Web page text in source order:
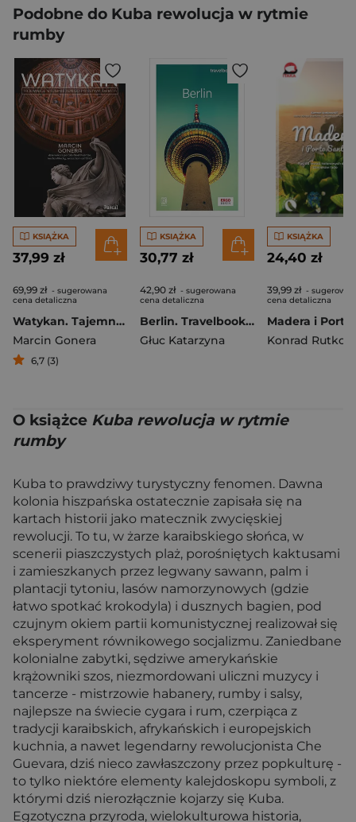
Podobne do Kuba rewolucja w rytmie
rumby
KSIĄŻKA
37,99 zł
69,99 zł - sugerowana
cena detaliczna
Watykan. Tajemnice najmniejszego państwa świata
Marcin Gonera
6,7 (3)
KSIĄŻKA
30,77 zł
42,90 zł - sugerowana
cena detaliczna
Berlin. Travelbook wyd. 3
Głuc Katarzyna
KSIĄŻKA
24,40 zł
39,99 zł -
cena detaliczna
Konrad
O książce Kuba rewolucja w rytmie
rumby
Kuba to prawdziwy turystyczny fenomen. Dawna
kolonia hiszpańska ostatecznie zapisała się na
kartach historii jako matecznik zwycięskiej
rewolucji. To tu, w żarze karaibskiego słońca, w
scenerii piaszczystych plaż, porośniętych kaktusami
i zamieszkanych przez legwany sawann, palm i
plantacji tytoniu, lasów namorzynowych (gdzie
łatwo spotkać krokodyla) i dusznych bagien, pod
czujnym okiem partii komunistycznej realizował się
eksperyment równikowego socjalizmu. Zaniedbane
kolonialne zabytki, sędziwe amerykańskie
krążowniki szos, niezmordowani uliczni muzycy i
tancerze - mistrzowie habanery, rumby i salsy,
najlepsze na świecie cygara i rum, czerpiąca z
tradycji karaibskich, afrykańskich i europejskich
kuchnia, a nawet legendarny rewolucjonista Che
Guevara, dziś nieco zawłaszczony przez popkulturę -
to tylko niektóre elementy kalejdoskopu symboli, z
którymi dziś nierozłącznie kojarzy się Kuba.
Egzotyczna przyroda, wielokulturowa historia,